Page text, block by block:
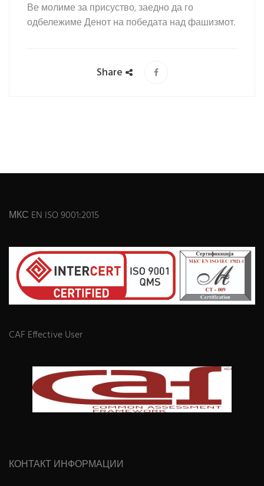
Ве молиме за присуство, заедно да го
одбележиме Денот на победата над фашизмот.
Share
МКС EN ISO 9001:2015
CAF Effective User
КОНТАКТ ИНФОРМАЦИИ